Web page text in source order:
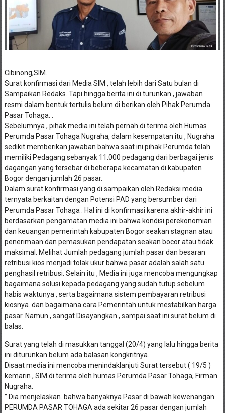
Cibinong,SIM.
Surat konfirmasi dari Media SIM , telah lebih dari Satu bulan di
Sampaikan Redaks. Tapi hingga berita ini di turunkan , jawaban
resmi dalam bentuk tertulis belum di berikan oleh Pihak Perumda
Pasar Tohaga. .
Sebelumnya , pihak media ini telah pernah di terima oleh Humas
Perumda Pasar Tohaga Nugraha, dalam kesempatan itu , Nugraha
sedikit memberikan jawaban bahwa saat ini pihak Perumda telah
memiliki Pedagang sebanyak 11.000 pedagang dari berbagai jenis
dagangan yang tersebar di beberapa kecamatan di kabupaten
Bogor dengan jumlah 26 pasar.
Dalam surat konfirmasi yang di sampaikan oleh Redaksi media
ternyata berkaitan dengan Potensi PAD yang bersumber dari
Perumda Pasar Tohaga . Hal ini di konfirmasi karena akhir-akhir ini
berdasarkan pengamatan media ini bahwa kondisi perekonomian
dan keuangan pemerintah kabupaten Bogor seakan stagnan atau
penerimaan dan pemasukan pendapatan seakan bocor atau tidak
maksimal. Melihat Jumlah pedagang jumlah pasar dan besaran
retribusi kios menjadi tolak ukur bahwa pasar adalah salah satu
penghasil retribusi. Selain itu , Media ini juga mencoba mengungkap
bagaimana solusi kepada pedagang yang sudah tutup sebelum
habis waktunya , serta bagaimana sistem pembayaran retribusi
kiosnya. dan bagaimana cara Pemerintah untuk mestabilkan harga
pasar. Namun , sangat Disayangkan , sampai saat ini surat belum di
balas.
Surat yang telah di masukkan tanggal (20/4) yang lalu hingga berita
ini diturunkan belum ada balasan kongkritnya.
Disaat media ini mencoba menindaklanjuti Surat tersebut ( 19/5 )
kemarin , SIM di terima oleh humas Perumda Pasar Tohaga, Firman
Nugraha.
” Dia menjelaskan. bahwa banyaknya Pasar di bawah kewenangan
PERUMDA PASAR TOHAGA ada sekitar 26 pasar dengan jumlah